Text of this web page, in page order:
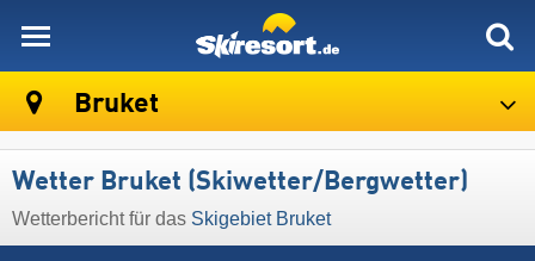
Bruket
Wetter Bruket (Skiwetter/Bergwetter)
Wetterbericht für das Skigebiet Bruket